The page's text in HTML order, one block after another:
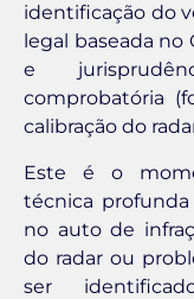
identificação do
legal baseada no
e
comprobatória
calibração do
Este é o
técnica profunda
no auto de
do radar ou
ser